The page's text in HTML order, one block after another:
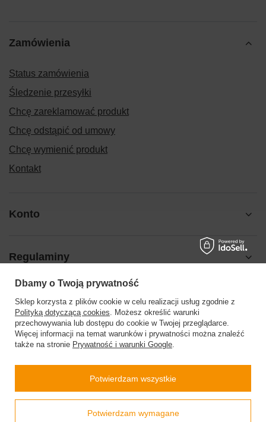
Zamówienia
Status zamówienia
Śledzenie przesyłki
Chcę zareklamować produkt
Chcę odstąpić od umowy
Chcę wymienić produkt
Kontakt
Konto
Regulaminy
Pomoc
504199123 sklep@barberinis.pl
,32-087Bibice
Dbamy o Twoją prywatność
Sklep korzysta z plików cookie w celu realizacji usług zgodnie z
Polityką dotyczącą cookies. Możesz określić warunki
przechowywania lub dostępu do cookie w Twojej przeglądarce.
Więcej informacji na temat warunków i prywatności można znaleźć
także na stronie Prywatność i warunki Google.
Potwierdzam wymagane
Potwierdzam wszystkie